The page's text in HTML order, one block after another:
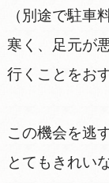
（別途で駐車
寒く、足元が
行くことをお
この機会を逃
とてもきれい